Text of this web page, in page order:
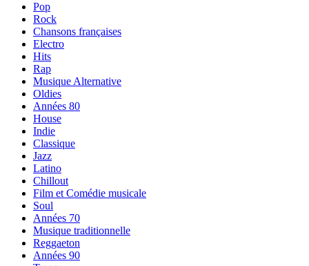
Pop
Rock
Chansons françaises
Electro
Hits
Rap
Musique Alternative
Oldies
Années 80
House
Indie
Classique
Jazz
Latino
Chillout
Film et Comédie musicale
Soul
Années 70
Musique traditionnelle
Reggaeton
Années 90